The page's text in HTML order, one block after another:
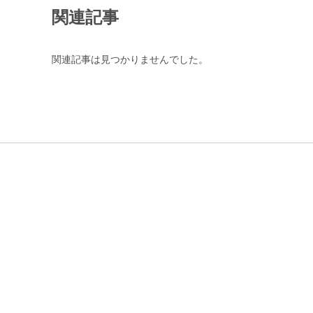
関連記事
関連記事は見つかりませんでした。